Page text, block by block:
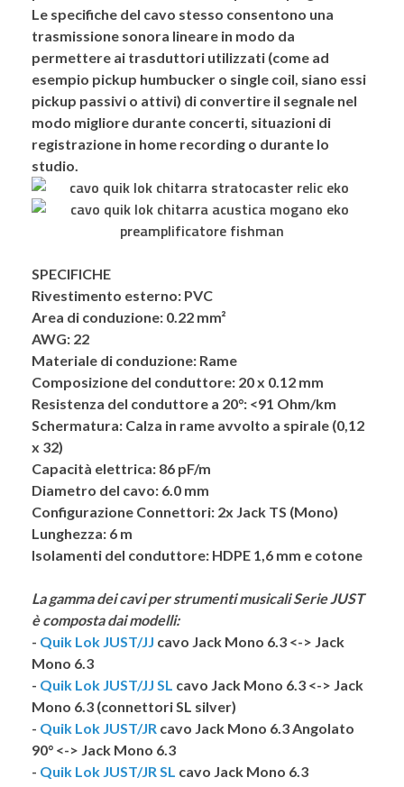
Le specifiche del cavo stesso consentono una
trasmissione sonora lineare in modo da
permettere ai trasduttori utilizzati (come ad
esempio pickup humbucker o single coil, siano essi
pickup passivi o attivi) di convertire il segnale nel
modo migliore durante concerti, situazioni di
registrazione in home recording o durante lo
studio.
SPECIFICHE
Rivestimento esterno: PVC
Area di conduzione: 0.22 mm²
AWG: 22
Materiale di conduzione: Rame
Composizione del conduttore: 20 x 0.12 mm
Resistenza del conduttore a 20°: <91 Ohm/km
Schermatura: Calza in rame avvolto a spirale (0,12
x 32)
Capacità elettrica: 86 pF/m
Diametro del cavo: 6.0 mm
Configurazione Connettori: 2x Jack TS (Mono)
Lunghezza: 6 m
Isolamenti del conduttore: HDPE 1,6 mm e cotone
La gamma dei cavi per strumenti musicali SerieJUST
è composta dai modelli:
- Quik Lok JUST/JJ cavo Jack Mono 6.3 <-> Jack
Mono 6.3
- Quik Lok JUST/JJ SL cavo Jack Mono 6.3 <-> Jack
Mono 6.3 (connettori SL silver)
- Quik Lok JUST/JR cavo Jack Mono 6.3 Angolato
90° <-> Jack Mono 6.3
- Quik Lok JUST/JR SL cavo Jack Mono 6.3